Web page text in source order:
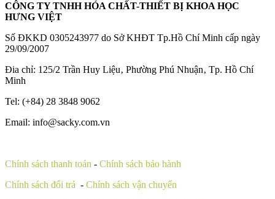
CÔNG TY TNHH HÓA CHẤT-THIẾT BỊ KHOA HỌC
HƯNG VIỆT
Số ĐKKD 0305243977 do Sở KHĐT Tp.Hồ Chí Minh cấp ngày
29/09/2007
Đia chỉ: 125/2 Trần Huy Liệu‚ Phường Phú Nhuận‚ Tp. Hồ Chí
Minh
Tel: (+84) 28 3848 9062
Email: info@sacky.com.vn
Chính sách thanh toán - Chính sách bảo hành
Chính sách đổi trả - Chính sách vận chuyển